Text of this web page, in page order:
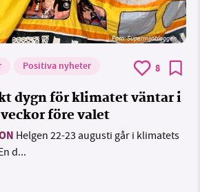
Foto: Supermijöbloggen
Positiva nyheter 8
dygn för klimatet väntar i
före valet
Helgen 22-23 augusti går i klimatets
d...